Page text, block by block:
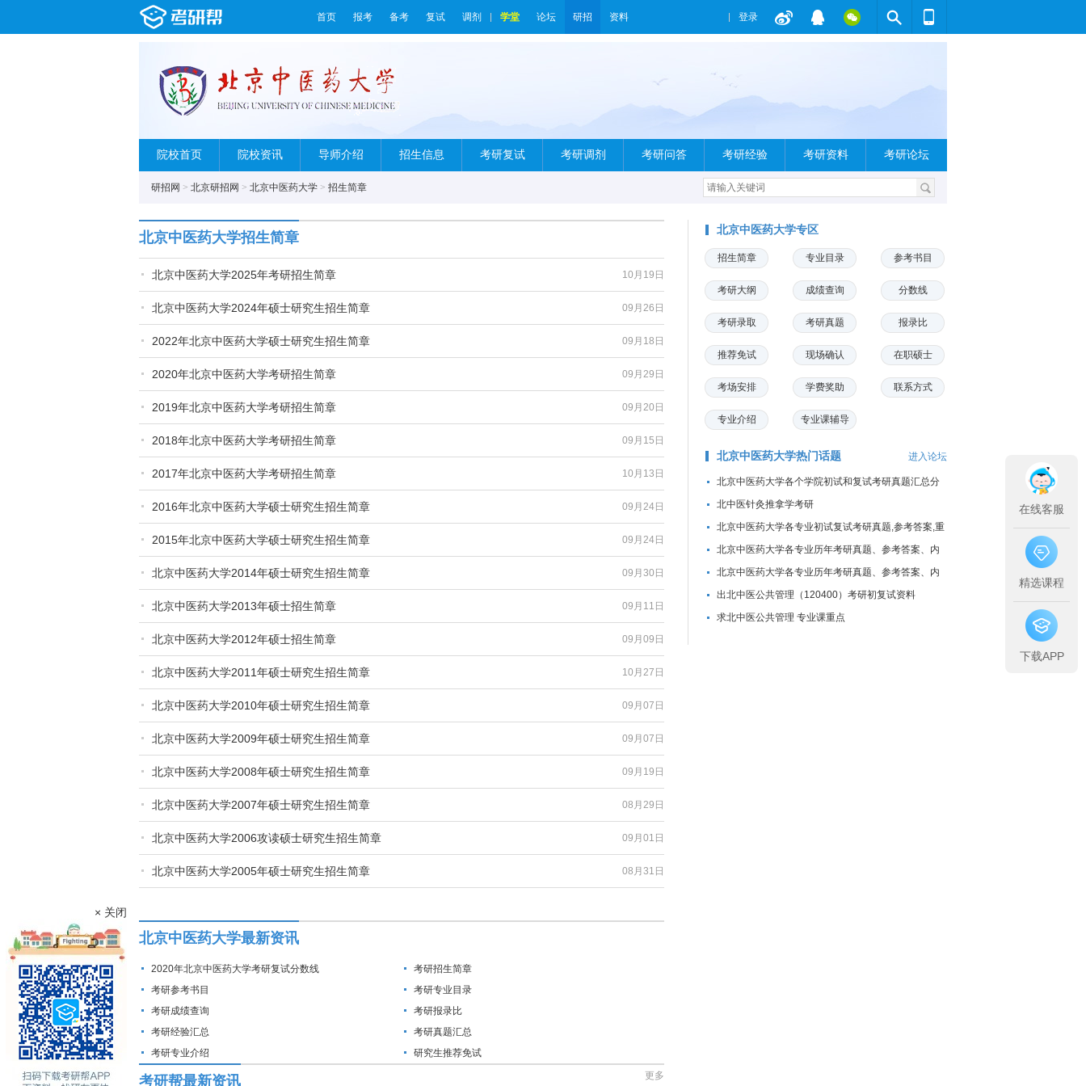
首页 报考 备考 复试 调剂 学堂 论坛 研招 资料 登录
院校首页 院校资讯 导师介绍 招生信息 考研复试 考研调剂 考研问答 考研经验 考研资料 考研论坛
研招网 > 北京研招网 > 北京中医药大学 > 招生简章
北京中医药大学招生简章
10月19日
北京中医药大学2025年考研招生简章
09月26日
北京中医药大学2024年硕士研究生招生简章
09月18日
2022年北京中医药大学硕士研究生招生简章
09月29日
2020年北京中医药大学考研招生简章
09月20日
2019年北京中医药大学考研招生简章
09月15日
2018年北京中医药大学考研招生简章
10月13日
2017年北京中医药大学考研招生简章
09月24日
2016年北京中医药大学硕士研究生招生简章
09月24日
2015年北京中医药大学硕士研究生招生简章
09月30日
北京中医药大学2014年硕士研究生招生简章
09月11日
北京中医药大学2013年硕士招生简章
09月09日
北京中医药大学2012年硕士招生简章
10月27日
北京中医药大学2011年硕士研究生招生简章
09月07日
北京中医药大学2010年硕士研究生招生简章
09月07日
北京中医药大学2009年硕士研究生招生简章
09月19日
北京中医药大学2008年硕士研究生招生简章
08月29日
北京中医药大学2007年硕士研究生招生简章
09月01日
北京中医药大学2006攻读硕士研究生招生简章
08月31日
北京中医药大学2005年硕士研究生招生简章
北京中医药大学最新资讯
2020年北京中医药大学考研复试分数线
考研招生简章
考研参考书目
考研专业目录
考研成绩查询
考研报录比
考研经验汇总
考研真题汇总
考研专业介绍
研究生推荐免试
考研帮最新资讯 更多
北京中医药大学专区
招生简章 专业目录 参考书目
考研大纲 成绩查询 分数线
考研录取 考研真题 报录比
推荐免试 现场确认 在职硕士
考场安排 学费奖助 联系方式
专业介绍 专业课辅导
北京中医药大学热门话题 进入论坛
北京中医药大学各个学院初试和复试考研真题汇总分
享
北中医针灸推拿学考研
北京中医药大学各专业初试复试考研真题,参考答案,重
点范围
北京中医药大学各专业历年考研真题、参考答案、内
部笔记
北京中医药大学各专业历年考研真题、参考答案、内
部笔记
出北中医公共管理（120400）考研初复试资料
求北中医公共管理 专业课重点
× 关闭
在线客服
精选课程
下载APP